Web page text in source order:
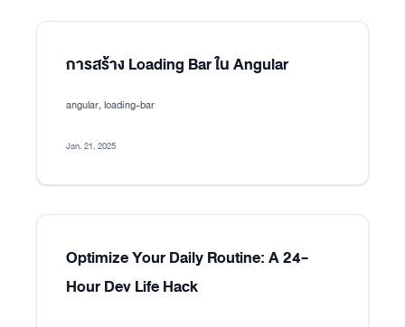
การสร้าง Loading Bar ใน Angular
angular, loading-bar
Jan. 21, 2025
Optimize Your Daily Routine: A 24-
Hour Dev Life Hack